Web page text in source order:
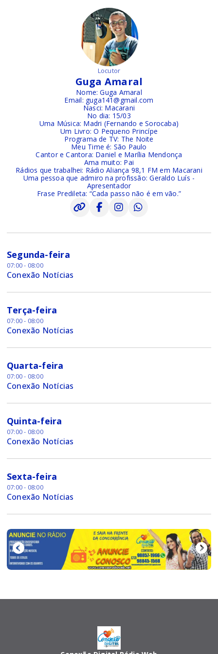
Locutor
Guga Amaral
Nome: Guga Amaral
Email: guga141@gmail.com
Nasci: Macarani
No dia: 15/03
Uma Música: Madri (Fernando e Sorocaba)
Um Livro: O Pequeno Princípe
Programa de TV: The Noite
Meu Time é: São Paulo
Cantor e Cantora: Daniel e Marília Mendonça
Ama muito: Pai
Rádios que trabalhei: Rádio Aliança 98,1 FM em Macarani
Uma pessoa que admiro na profissão: Geraldo Luís -
Apresentador
Frase Predileta: “Cada passo não é em vão.”
Segunda-feira
07:00 - 08:00
Conexão Notícias
Terça-feira
07:00 - 08:00
Conexão Notícias
Quarta-feira
07:00 - 08:00
Conexão Notícias
Quinta-feira
07:00 - 08:00
Conexão Notícias
Sexta-feira
07:00 - 08:00
Conexão Notícias